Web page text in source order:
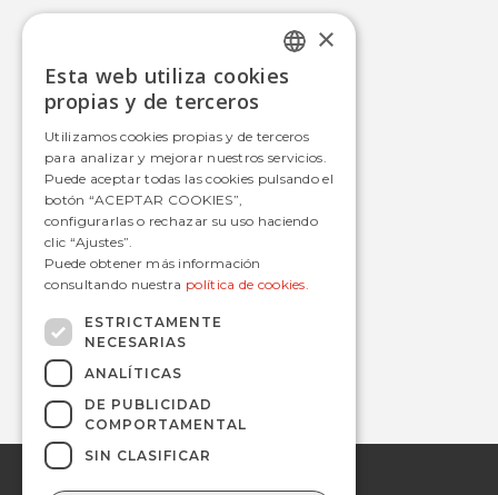
Autobús
Tranvía
Metro
Estaciones
Contacto
informacion@avanzagrupo.com
+34 916 021 900
C/ San Norberto, 48 • 28021 – Madrid
© 2019 Avanza.
SPANISH
×
Esta web utiliza cookies
propias y de terceros
Utilizamos cookies propias y de terceros
para analizar y mejorar nuestros servicios.
Puede aceptar todas las cookies pulsando el
botón “ACEPTAR COOKIES”,
configurarlas o rechazar su uso haciendo
clic “Ajustes”.
Puede obtener más información
consultando nuestra política de cookies.
ESTRICTAMENTE
NECESARIAS
ANALÍTICAS
DE PUBLICIDAD
COMPORTAMENTAL
SIN CLASIFICAR